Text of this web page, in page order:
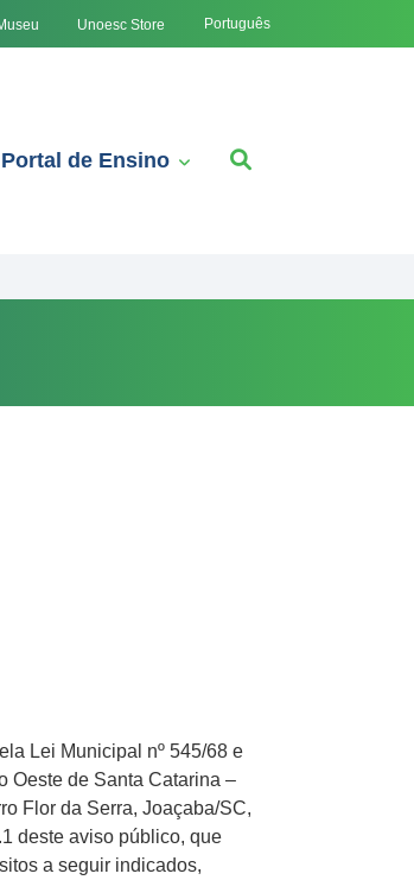
Unoesc Store Português
Portal de Ensino
Lei Municipal nº 545/68 e
Oeste de Santa Catarina –
Flor da Serra, Joaçaba/SC,
deste aviso público, que
a seguir indicados,